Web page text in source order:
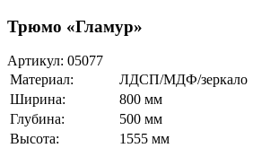
Трюмо «Гламур»
Артикул: 05077
Материал:
ЛДСП/МДФ/зеркало
Ширина:
800 мм
Глубина:
500 мм
Высота:
1555 мм